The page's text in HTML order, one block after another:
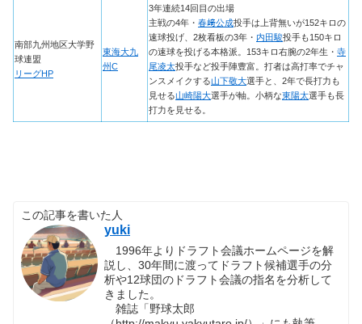
南部九州地区大学野
球連盟
リーグHP
東海大九
州C
3年連続14回目の出場
主戦の4年・ 春﨑公成投手は上背無いが152キロの
速球投げ、2枚看板の3年・ 内田駿投手も150キロ
の速球を投げる本格派。153キロ右腕の2年生・ 寺
尾凌太投手など投手陣豊富。打者は高打率でチャ
ンスメイクする山下敬大選手と、2年で長打力も
見せる山崎陽大選手が軸。小柄な東陽太選手も長
打力を見せる。
この記事を書いた人
yuki
1996年よりドラフト会議ホームページを解
説し、30年間に渡ってドラフト候補選手の分
析や12球団のドラフト会議の指名を分析して
きました。
雑誌「野球太郎